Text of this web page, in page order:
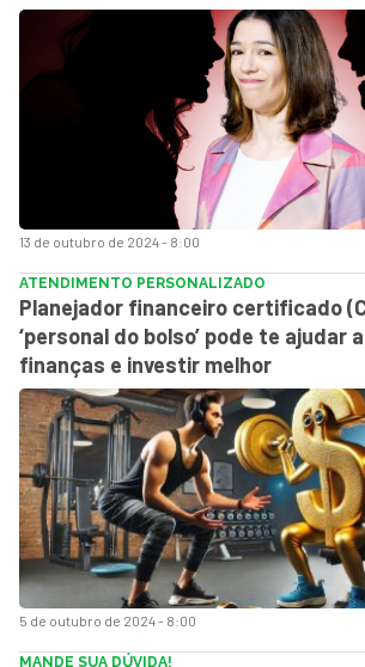
13 de outubro de 2024 - 8:00
5 de outubro de 2024 - 8:00
ATENDIMENTO PERSONALIZADO
Planejador financeiro certificado
‘personal do bolso’ pode te ajudar
finanças e investir melhor
MANDE SUA DÚVIDA!